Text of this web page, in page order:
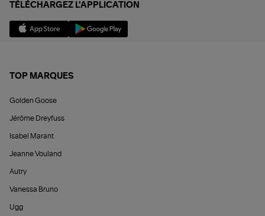
TÉLÉCHARGEZ L'APPLICATION
TOP MARQUES
Golden Goose
Jérôme Dreyfuss
Isabel Marant
Jeanne Vouland
Autry
Vanessa Bruno
Ugg